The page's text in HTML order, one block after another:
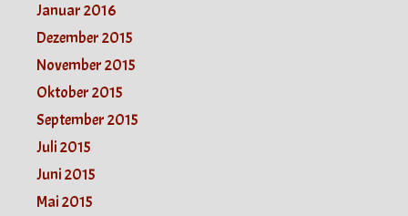
Januar 2016
Dezember 2015
November 2015
Oktober 2015
September 2015
Juli 2015
Juni 2015
Mai 2015